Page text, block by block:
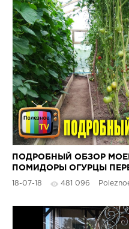
ПОДРОБНЫЙ ОБЗОР
ПОМИДОРЫ ОГУРЦЫ
18-07-18 481 096